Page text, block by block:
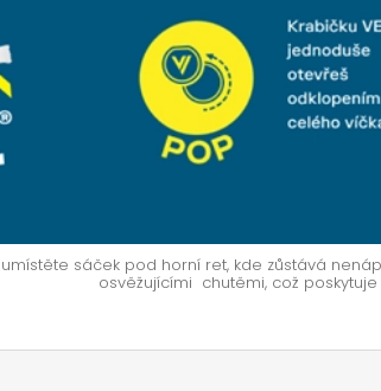
sáček pod horní ret, kde zůstává
osvěžujícími chutěmi, což